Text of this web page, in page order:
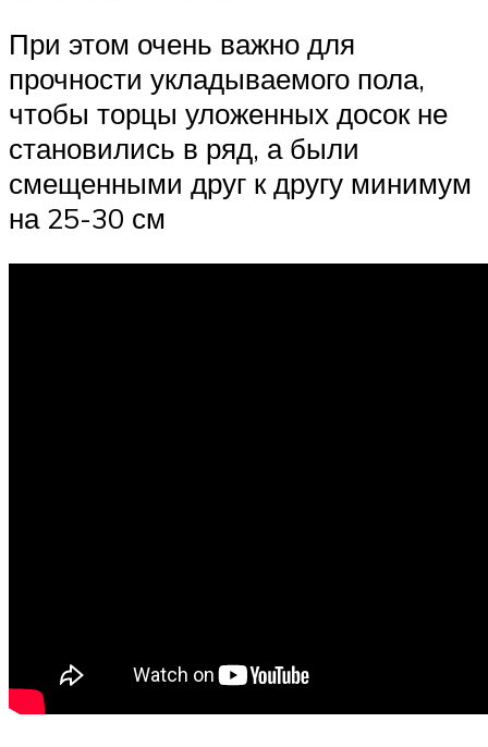
При этом очень важно для
прочности укладываемого пола,
чтобы торцы уложенных досок не
становились в ряд, а были
смещенными друг к другу минимум
на 25-30 см